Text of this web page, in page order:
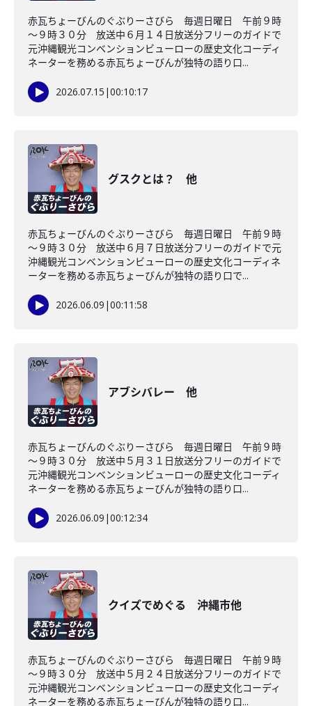
赤瓦ちょーびんのぐぶりーさびら 毎週日曜日 午前９時
～９時３０分 放送中６月１４日放送分フリーのガイドで
元沖縄観光コンベンションビューローの歴史文化コーディ
ネーターを務める赤瓦ちょーびんが独特の語り口...
2026.07.15 |00:10:17
グスクとは？ 他
赤瓦ちょーびんのぐぶりーさびら 毎週日曜日 午前９時
～９時３０分 放送中６月７日放送分フリーのガイドで元
沖縄観光コンベンションビューローの歴史文化コーディネ
ーターを務める赤瓦ちょーびんが独特の語り口で...
2026.06.09 |00:11:58
アブシバレー 他
赤瓦ちょーびんのぐぶりーさびら 毎週日曜日 午前９時
～９時３０分 放送中５月３１日放送分フリーのガイドで
元沖縄観光コンベンションビューローの歴史文化コーディ
ネーターを務める赤瓦ちょーびんが独特の語り口...
2026.06.09 |00:12:34
クイズでめぐる 沖縄市他
赤瓦ちょーびんのぐぶりーさびら 毎週日曜日 午前９時
～９時３０分 放送中５月２４日放送分フリーのガイドで
元沖縄観光コンベンションビューローの歴史文化コーディ
ネーターを務める赤瓦ちょーびんが独特の語り口...